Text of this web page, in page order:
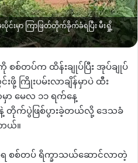
င်းမှာ ကြာဖြတ်တိုက်ခိုက်ခံရပြီး မီးရှို့
စစ်တပ်က ထိန်းချုပ်ပြီး အုပ်ချုပ်
ဖို့ ကြိုးပမ်းလာချိန်မှာပဲ ထီး
ာ မေလ ၁၁ ရက်နေ့
တိုက်ပွဲဖြစ်ပွားခဲ့တယ်လို့ ဒေသခံ
တယ်။
စစ်တပ် ရိက္ခာသယ်ဆောင်လာတဲ့